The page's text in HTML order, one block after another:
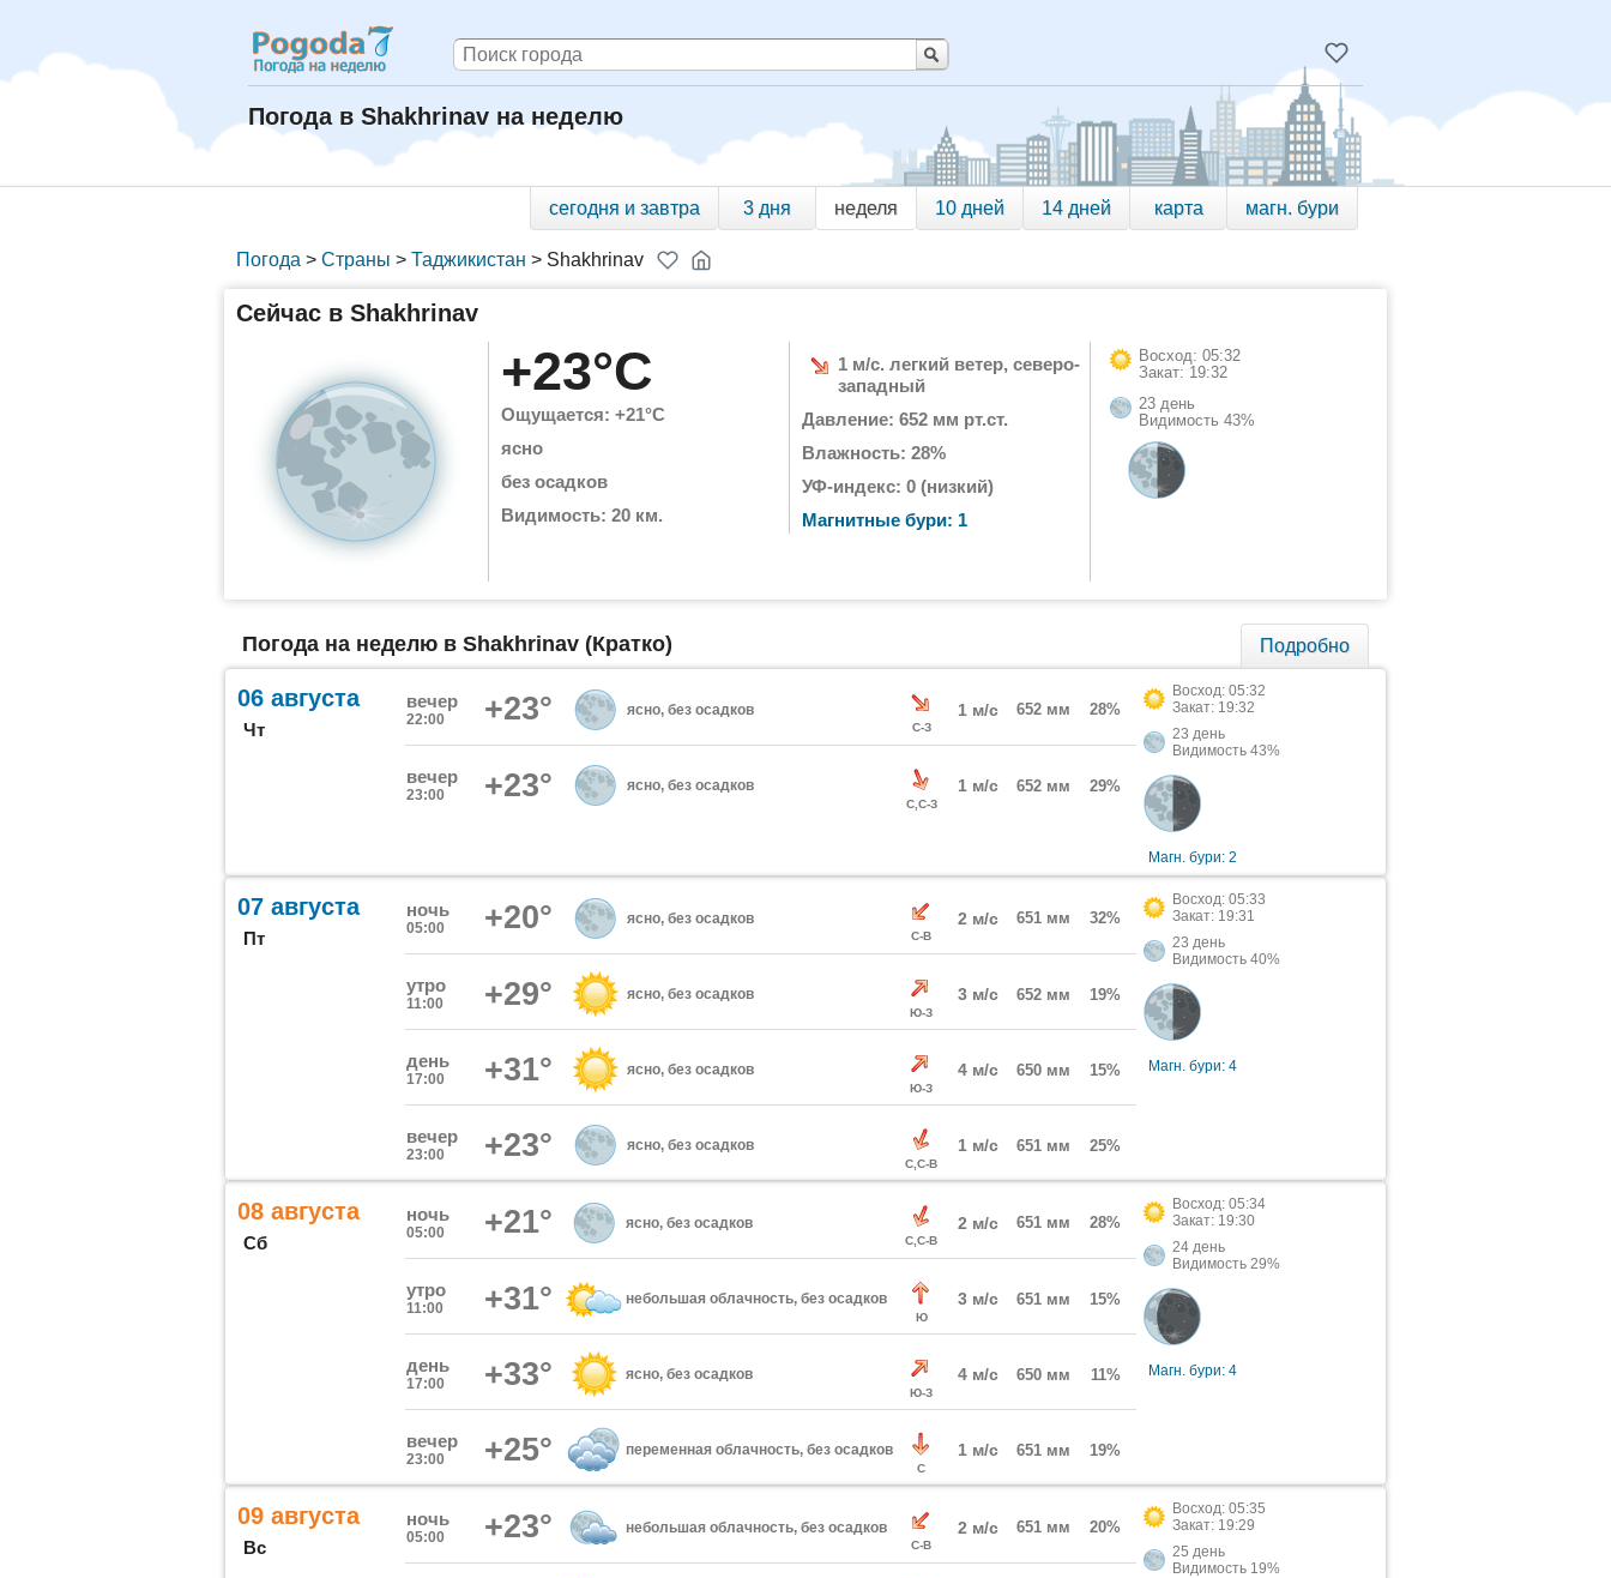
Погода в Shakhrinav на неделю
сегодня и завтра 3 дня неделя 10 дней 14 дней карта магн. бури
Погода > Страны > Таджикистан > Shakhrinav
Сейчас в Shakhrinav
+23°C
Ощущается: +21°C
ясно
без осадков
Видимость: 20 км.
1 м/с. легкий ветер, северо-
западный
Давление: 652 мм рт.ст.
Влажность: 28%
УФ-индекс: 0 (низкий)
Магнитные бури: 1
Восход: 05:32
Закат: 19:32
23 день
Видимость 43%
Погода на неделю в Shakhrinav (Кратко) Подробно
06 августа
Чт
вечер
22:00 +23° ясно, без осадков
С-З
1 м/с 652 мм 28%
вечер
23:00 +23° ясно, без осадков
С,С-З
1 м/с 652 мм 29%
Восход: 05:32
Закат: 19:32
23 день
Видимость 43%
Магн. бури: 2
07 августа
Пт
ночь
05:00 +20° ясно, без осадков
С-В
2 м/с 651 мм 32%
утро
11:00 +29° ясно, без осадков
Ю-З
3 м/с 652 мм 19%
день
17:00 +31° ясно, без осадков
Ю-З
4 м/с 650 мм 15%
вечер
23:00 +23° ясно, без осадков
С,С-В
1 м/с 651 мм 25%
Восход: 05:33
Закат: 19:31
23 день
Видимость 40%
Магн. бури: 4
08 августа
Сб
ночь
05:00 +21° ясно, без осадков
С,С-В
2 м/с 651 мм 28%
утро
11:00 +31° небольшая облачность, без осадков
Ю
3 м/с 651 мм 15%
день
17:00 +33° ясно, без осадков
Ю-З
4 м/с 650 мм 11%
вечер
23:00 +25° переменная облачность, без осадков
С
1 м/с 651 мм 19%
Восход: 05:34
Закат: 19:30
24 день
Видимость 29%
Магн. бури: 4
09 августа
Вс
ночь
05:00 +23° небольшая облачность, без осадков
С-В
2 м/с 651 мм 20%
Восход: 05:35
Закат: 19:29
25 день
Видимость 19%